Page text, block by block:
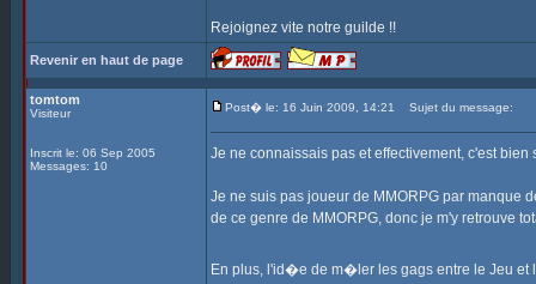
Rejoignez vite notre guilde !!
Revenir en haut de page
tomtom
Visiteur
Inscrit le: 06 Sep 2005
Messages: 10
Post� le: 16 Juin 2009, 14:21 Sujet du message:
Je ne connaissais pas et effectivement, c'est bien
Je ne suis pas joueur de MMORPG par manque
de ce genre de MMORPG, donc je m'y retrouve
En plus, l'id�e de m�ler les gags entre le Jeu et